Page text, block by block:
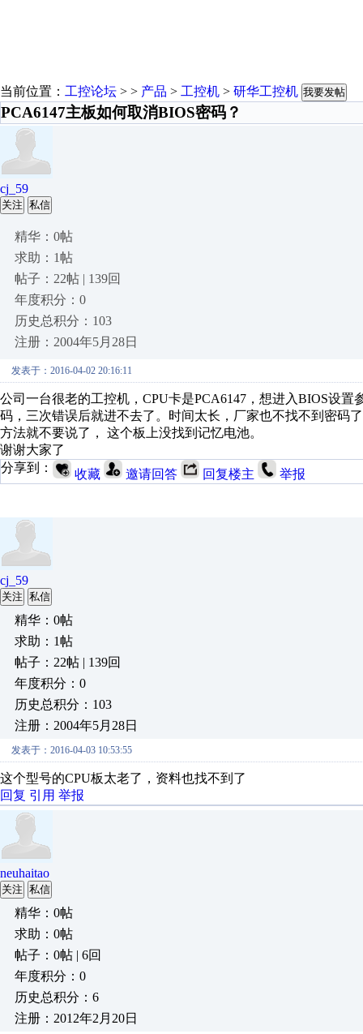
当前位置： 工控论坛 > > 产品 > 工控机 > 研华工控机 我要发帖
PCA6147主板如何取消BIOS密码？
cj_59
关注 私信
精华：0帖
求助：1帖
帖子：22帖 | 139回
年度积分：0
历史总积分：103
注册：2004年5月28日
发表于：2016-04-02 20:16:11
公司一台很老的工控机，CPU卡是PCA6147，想进入BIOS设
码，三次错误后就进不去了。时间太长，厂家也不找不到密码
方法就不要说了， 这个板上没找到记忆电池。
谢谢大家了
分享到：
收藏 邀请回答 回复楼主 举报
cj_59
关注 私信
精华：0帖
求助：1帖
帖子：22帖 | 139回
年度积分：0
历史总积分：103
注册：2004年5月28日
发表于：2016-04-03 10:53:55
这个型号的CPU板太老了，资料也找不到了
回复 引用 举报
neuhaitao
关注 私信
精华：0帖
求助：0帖
帖子：0帖 | 6回
年度积分：0
历史总积分：6
注册：2012年2月20日